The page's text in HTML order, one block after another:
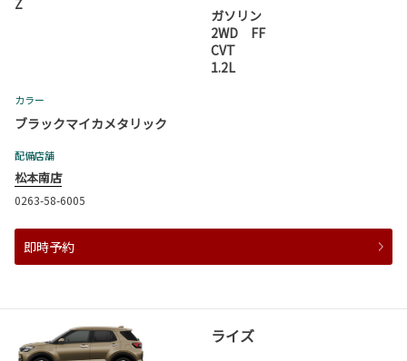
ガソリン
2WD FF
CVT
1.2L
カラー
ブラックマイカメタリック
配備店舗
松本南店
0263-58-6005
即時予約
ライズ